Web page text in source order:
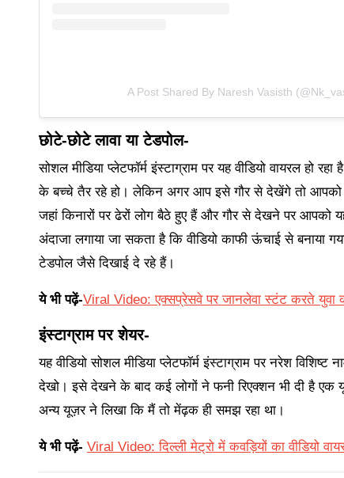
A Post Shared By Naresh Vasisth
छोटे-छोटे लावा या टेडपोल-
सोशल मीडिया प्लेटफॉर्म इंस्टाग्राम पर यह वीडियो वायरल हो
के बच्चे तैर रहे हो। लेकिन अगर आप इसे गौर से देखेंगे तो आपको
जहां किनारों पर ढेरों लोग बैठे हुए हैं और गौर से देखने पर आपको
अंदाजा लगाया जा सकता है कि वीडियो काफी ऊंचाई से बनाया
टेडपोल जैसे दिखाई दे रहे हैं।
ये भी पढ़ें-Viral Video: एक्सप्रेसवे पर जानलेवा स्टंट करते युवा
इंस्टाग्राम पर शेयर-
यह वीडियो सोशल मीडिया प्लेटफॉर्म इंस्टाग्राम पर नरेश
देखो। इसे देखने के बाद कई लोगों ने फनी रिएक्शन भी दी है एक
अन्य यूज़र ने लिखा कि मैं तो मेंढ़क ही समझ रहा था।
ये भी पढ़ें- Viral Video: दिल्ली मेट्रो में कवड़ियों का वीडियो